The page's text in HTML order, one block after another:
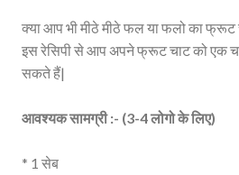
क्या आप भी मीठे मीठे फल या फलो का फ्रूट
इस रेसिपी से आप अपने फ्रूट चाट को एक
सकते हैं|
आवश्यक सामग्री :- (3-4 लोगो के लिए)
* 1 सेब